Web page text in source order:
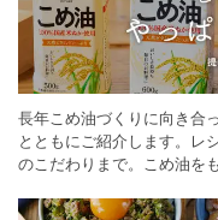
長年こめ油づくりに向き合
とともにご紹介します。レ
のこだわりまで。こめ油を